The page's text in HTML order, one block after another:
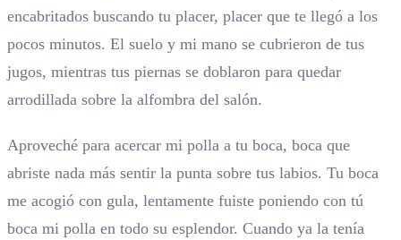
encabritados buscando tu placer, placer que te llegó a los
pocos minutos. El suelo y mi mano se cubrieron de tus
jugos, mientras tus piernas se doblaron para quedar
arrodillada sobre la alfombra del salón.
Aproveché para acercar mi polla a tu boca, boca que
abriste nada más sentir la punta sobre tus labios. Tu boca
me acogió con gula, lentamente fuiste poniendo con tú
boca mi polla en todo su esplendor. Cuando ya la tenía